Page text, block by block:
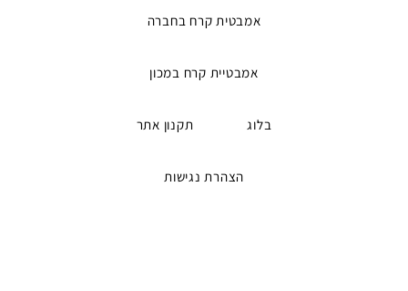
אמבטית קרח בחברה
אמבטיית קרח במכון
בלוג תקנון אתר
הצהרת נגישות